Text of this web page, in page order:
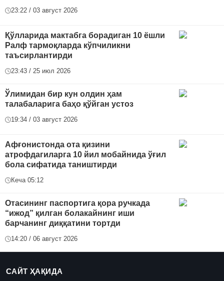
23:22 / 03 август 2026
Қўлларида мактабга борадиган 10 ёшли
Ралф тармоқларда кўпчиликни
таъсирлантирди
23:43 / 25 июл 2026
Ўлимидан бир кун олдин ҳам
талабаларига баҳо қўйган устоз
19:34 / 03 август 2026
Афғонистонда ота қизини
атрофдагиларга 10 йил мобайнида ўғил
бола сифатида таништирди
Кеча 05:12
Отасининг паспортига қора ручкада
“ижод” қилган болакайнинг иши
барчанинг диққатини тортди
14:20 / 06 август 2026
САЙТ ҲАҚИДА